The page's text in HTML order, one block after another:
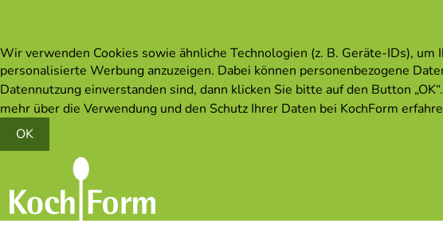
Wir verwenden Cookies sowie ähnliche Technologien (z. B. Geräte-IDs),
personalisierte Werbung anzuzeigen. Dabei können personenbezogene
Datennutzung einverstanden sind, dann klicken Sie bitte auf den Button
mehr über die Verwendung und den Schutz Ihrer Daten bei KochForm
OK